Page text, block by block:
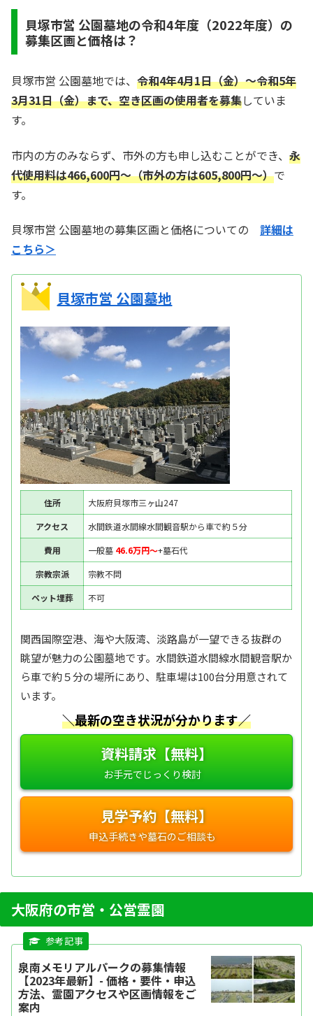
貝塚市営 公園墓地の令和4年度（2022年度）の
募集区画と価格は？
貝塚市営 公園墓地では、 令和4年4月1日（金）～令和5年
3月31日（金）まで、空き区画の使用者を募集していま
す。
市内の方のみならず、市外の方も申し込むことができ、 永
代使用料は466,600円～（市外の方は605,800円～）で
す。
貝塚市営 公園墓地の募集区画と価格についての 詳細は
こちら＞
貝塚市営 公園墓地
住所
大阪府貝塚市三ヶ山247
アクセス
水間鉄道水間線水間観音駅から車で約５分
費用
一般墓 46.6万円〜+墓石代
宗教宗派
宗教不問
ペット埋葬
不可
関西国際空港、海や大阪湾、淡路島が一望できる抜群の
眺望が魅力の公園墓地です。水間鉄道水間線水間観音駅か
ら車で約５分の場所にあり、駐車場は100台分用意されて
います。
＼最新の空き状況が分かります／
資料請求【無料】
見学予約【無料】
大阪府の市営・公営霊園
泉南メモリアルパークの募集情報
【2023年最新】- 価格・要件・申込
方法、霊園アクセスや区画情報をご
案内